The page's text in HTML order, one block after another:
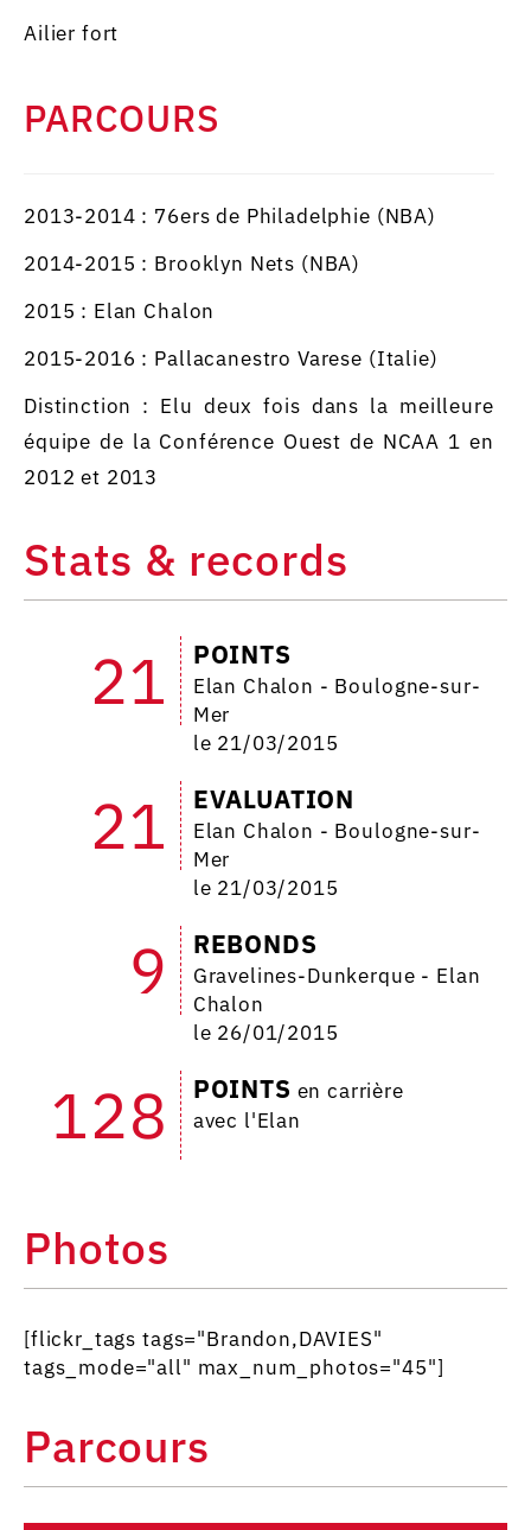
Ailier fort
PARCOURS
2013-2014 : 76ers de Philadelphie (NBA)
2014-2015 : Brooklyn Nets (NBA)
2015 : Elan Chalon
2015-2016 : Pallacanestro Varese (Italie)
Distinction : Elu deux fois dans la meilleure
équipe de la Conférence Ouest de NCAA 1 en
2012 et 2013
Stats & records
21 POINTS
Elan Chalon - Boulogne-sur-
Mer
le 21/03/2015
21 EVALUATION
Elan Chalon - Boulogne-sur-
Mer
le 21/03/2015
9 REBONDS
Gravelines-Dunkerque - Elan
Chalon
le 26/01/2015
128 POINTS en carrière
avec l'Elan
Photos
[flickr_tags tags="Brandon,DAVIES"
tags_mode="all" max_num_photos="45"]
Parcours